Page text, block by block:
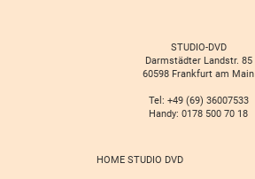
STUDIO-DVD
Darmstädter Landstr. 85
60598 Frankfurt am Main
Tel: +49 (69) 36007533
Handy: 0178 500 70 18
HOME STUDIO DVD